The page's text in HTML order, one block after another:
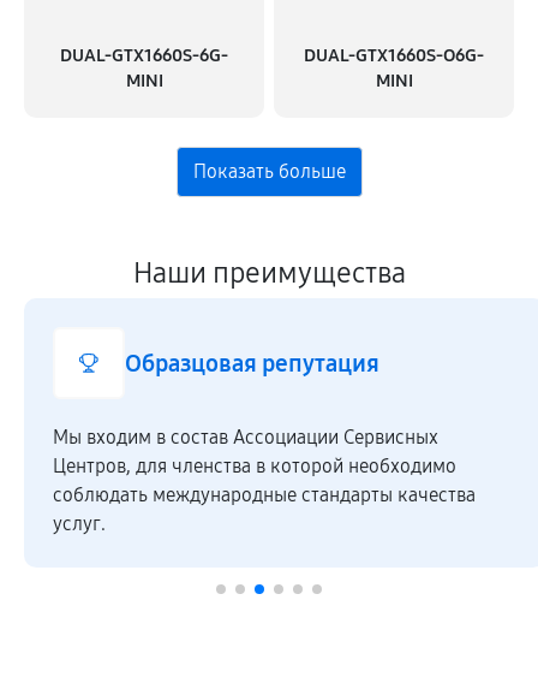
DUAL-GTX1660S-6G-
MINI
DUAL-GTX1660S-O6G-
MINI
Наши преимущества
Образцовая репутация
Мы входим в состав Ассоциации Сервисных
Центров, для членства в которой необходимо
соблюдать международные стандарты качества
услуг.